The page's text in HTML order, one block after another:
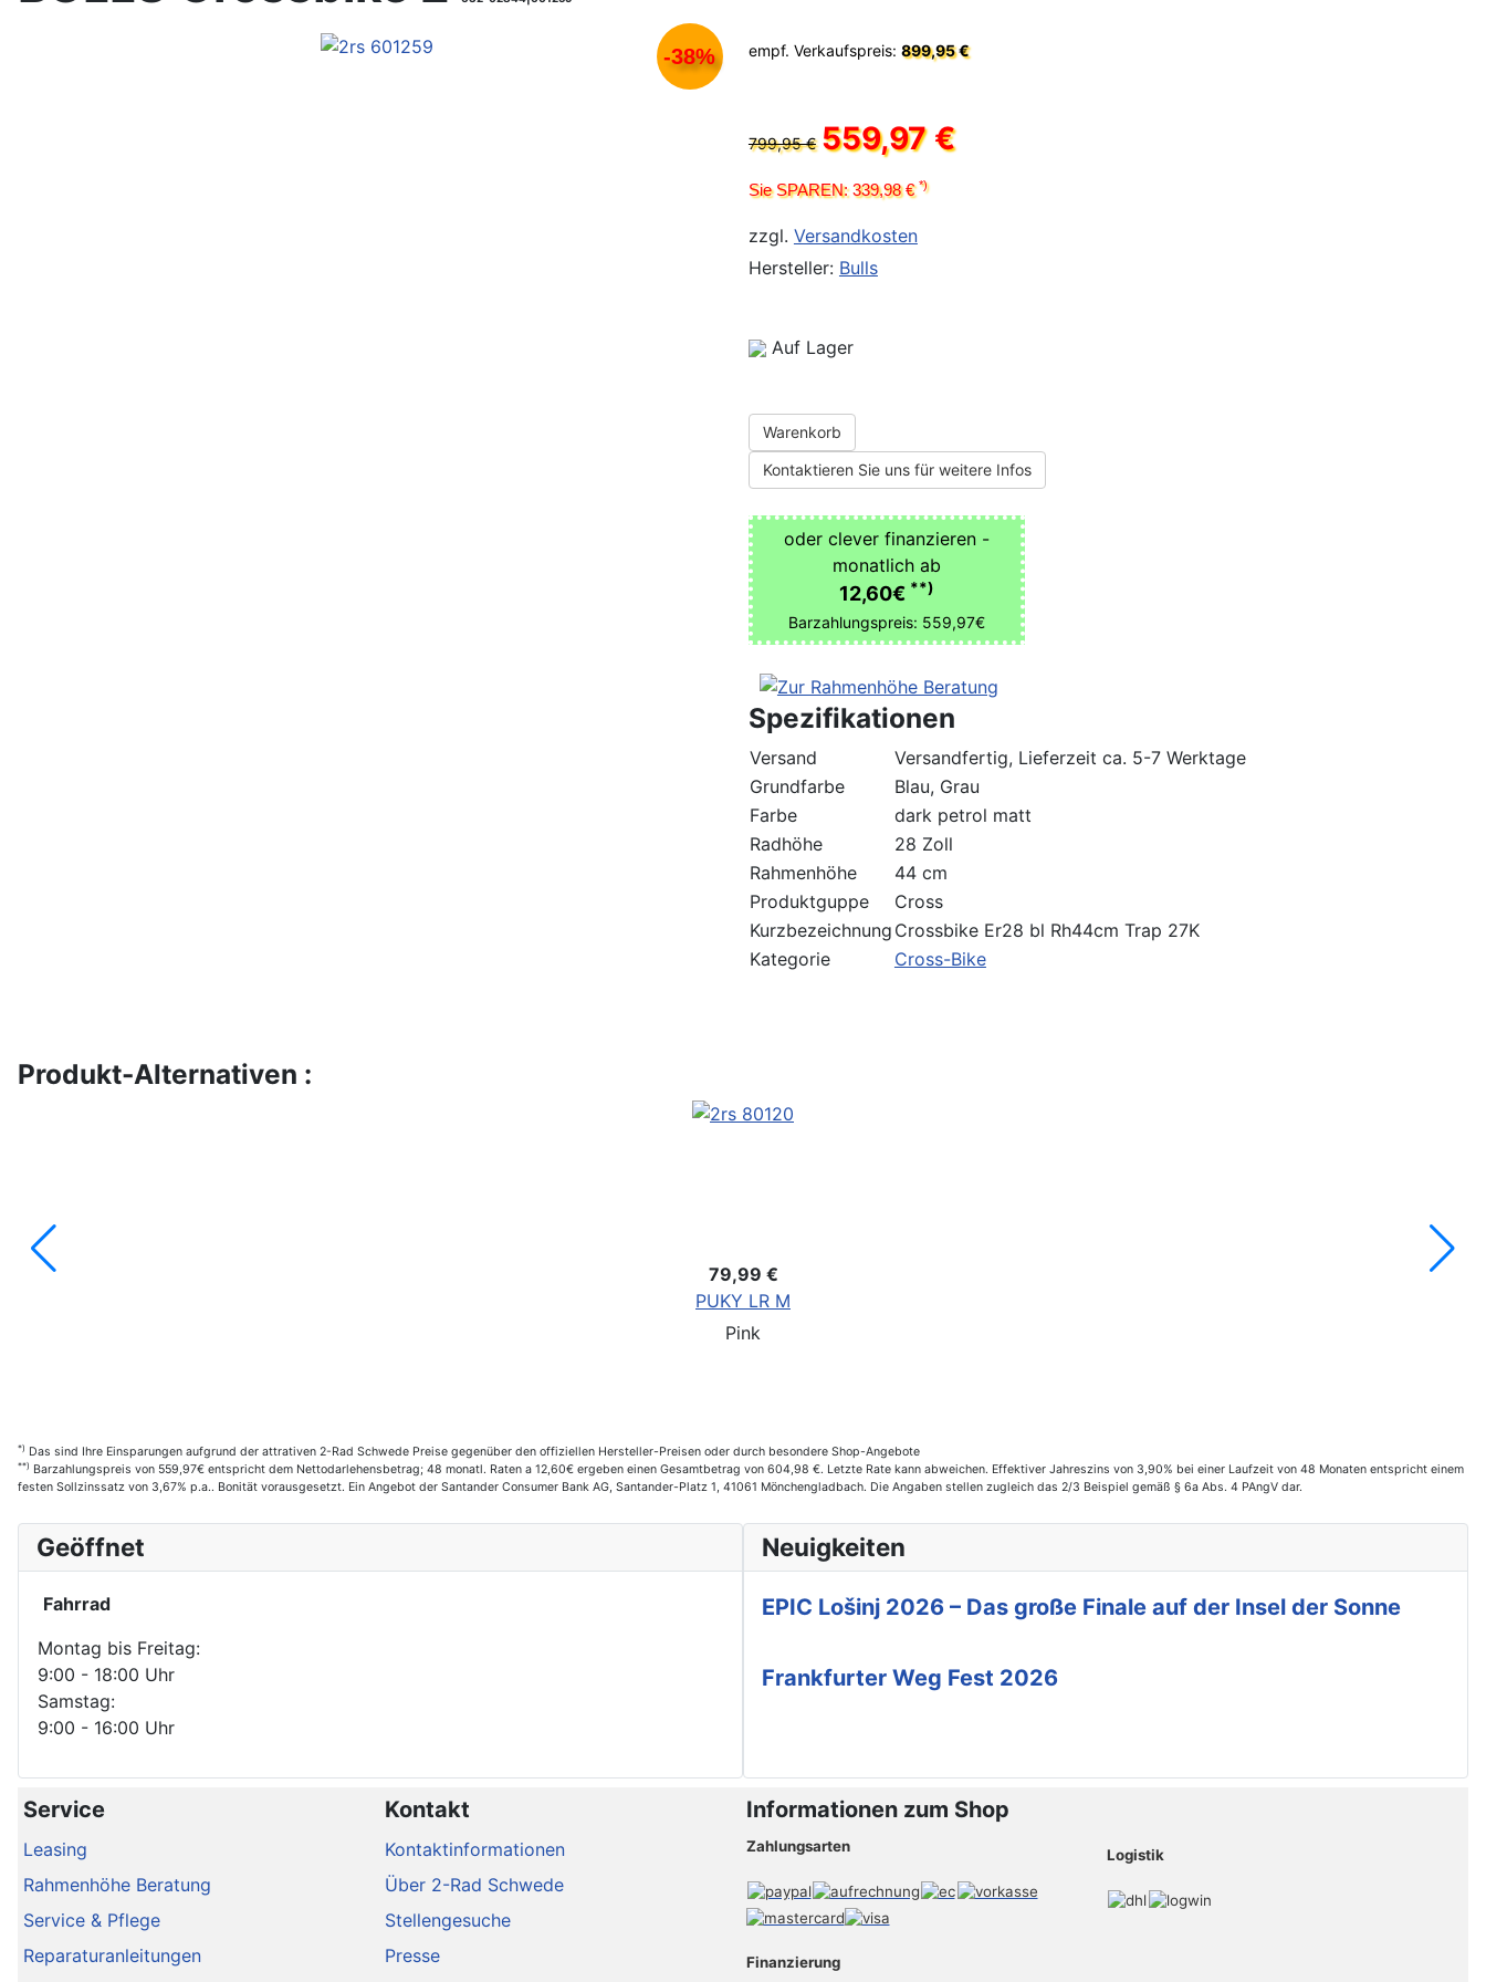
-38% empf. Verkaufspreis: 899,95 €
799,95 € 559,97 €
Sie SPAREN: 339,98 €*)
zzgl. Versandkosten
Hersteller: Bulls
Auf Lager
Warenkorb
Kontaktieren Sie uns für weitere Infos
oder clever finanzieren -
monatlich ab
12,60€ **)
Barzahlungspreis: 559,97€
Spezifikationen
Versand
Versandfertig, Lieferzeit ca. 5-7 Werktage
Grundfarbe
Blau, Grau
Farbe
dark petrol matt
Radhöhe
28 Zoll
Rahmenhöhe
44 cm
Produktguppe
Cross
Kurzbezeichnung Crossbike Er28 bl Rh44cm Trap 27K
Kategorie
Cross-Bike
Produkt-Alternativen :
79,99 €
PUKY LR M
Pink
*) Das sind Ihre Einsparungen aufgrund der attrativen 2-Rad Schwede Preise gegenüber den offiziellen Hersteller-Preisen oder durch besondere Shop-Angebote
**) Barzahlungspreis von 559,97€ entspricht dem Nettodarlehensbetrag; 48 monatl. Raten a 12,60€ ergeben einen Gesamtbetrag von 604,98 €. Letzte Rate kann abweichen. Effektiver Jahreszins von 3,90% bei einer Laufzeit von 48 Monaten entspricht einem
festen Sollzinssatz von 3,67% p.a.. Bonität vorausgesetzt. Ein Angebot der Santander Consumer Bank AG, Santander-Platz 1, 41061 Mönchengladbach. Die Angaben stellen zugleich das 2/3 Beispiel gemäß § 6a Abs. 4 PAngV dar.
Geöffnet
Fahrrad
Montag bis Freitag:
9:00 - 18:00 Uhr
Samstag:
9:00 - 16:00 Uhr
Neuigkeiten
EPIC Lošinj 2026 – Das große Finale auf der Insel der Sonne
Frankfurter Weg Fest 2026
Service
Leasing
Rahmenhöhe Beratung
Service & Pflege
Reparaturanleitungen
Kontakt
Kontaktinformationen
Über 2-Rad Schwede
Stellengesuche
Presse
Informationen zum Shop
Zahlungsarten
Finanzierung
Logistik